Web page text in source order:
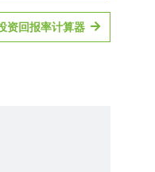
资回报率计算器